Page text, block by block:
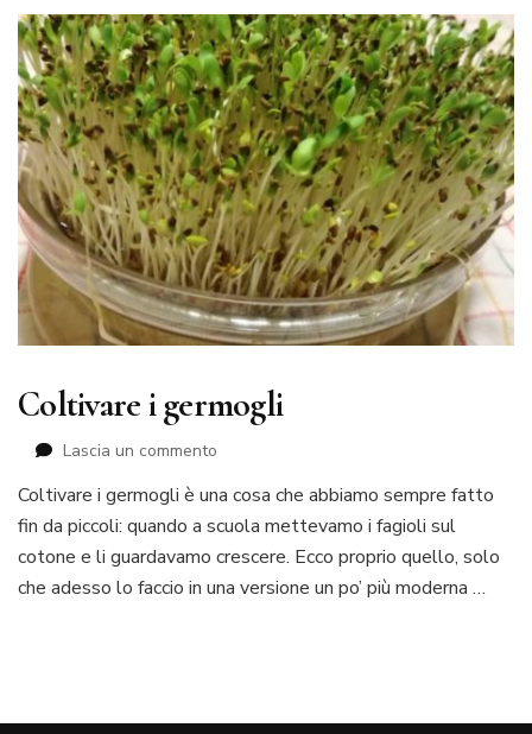
Coltivare i germogli
Lascia un commento
i
germogli
Coltivare i germogli è una cosa che abbiamo sempre fatto
fin da piccoli: quando a scuola mettevamo i fagioli sul
cotone e li guardavamo crescere. Ecco proprio quello, solo
che adesso lo faccio in una versione un po’ più moderna …